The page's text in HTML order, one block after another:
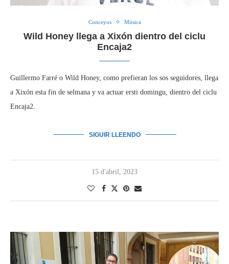
Conceyos Música
Wild Honey llega a Xixón dientro del ciclu
Encaja2
Guillermo Farré o Wild Honey, como prefieran los sos seguidores, llega
a Xixón esta fin de selmana y va actuar ersti domingu, dientro del ciclu
Encaja2.
SIGUIR LLEENDO
15 d'abril, 2023